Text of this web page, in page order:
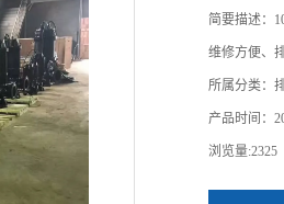
简要描述：
维修方便、
所属分类：
产品时间：
浏览量:2325